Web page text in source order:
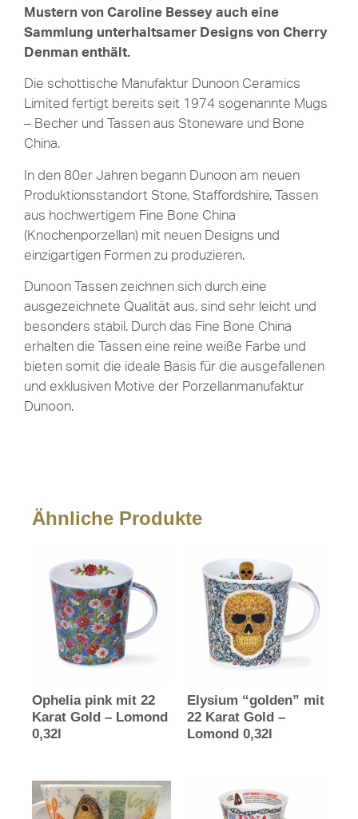
Mustern von Caroline Bessey auch eine
Sammlung unterhaltsamer Designs von Cherry
Denman enthält.
Die schottische Manufaktur Dunoon Ceramics
Limited fertigt bereits seit 1974 sogenannte Mugs
– Becher und Tassen aus Stoneware und Bone
China.
In den 80er Jahren begann Dunoon am neuen
Produktionsstandort Stone, Staffordshire, Tassen
aus hochwertigem Fine Bone China
(Knochenporzellan) mit neuen Designs und
einzigartigen Formen zu produzieren.
Dunoon Tassen zeichnen sich durch eine
ausgezeichnete Qualität aus, sind sehr leicht und
besonders stabil. Durch das Fine Bone China
erhalten die Tassen eine reine weiße Farbe und
bieten somit die ideale Basis für die ausgefallenen
und exklusiven Motive der Porzellanmanufaktur
Dunoon.
Ähnliche Produkte
Ophelia pink mit 22
Karat Gold – Lomond
0,32l
Elysium “golden” mit
22 Karat Gold –
Lomond 0,32l